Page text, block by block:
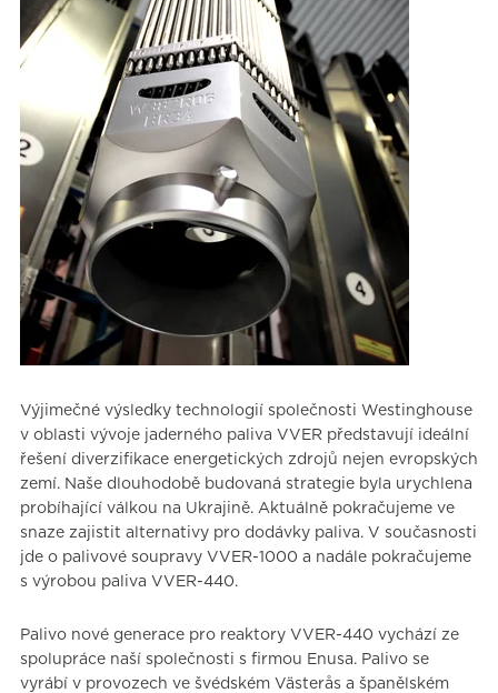
Výjimečné výsledky technologií společnosti Westinghouse
v oblasti vývoje jaderného paliva VVER představují ideální
řešení diverzifikace energetických zdrojů nejen evropských
zemí. Naše dlouhodobě budovaná strategie byla urychlena
probíhající válkou na Ukrajině. Aktuálně pokračujeme ve
snaze zajistit alternativy pro dodávky paliva. V současnosti
jde o palivové soupravy VVER-1000 a nadále pokračujeme
s výrobou paliva VVER-440.
Palivo nové generace pro reaktory VVER-440 vychází ze
spolupráce naší společnosti s firmou Enusa. Palivo se
vyrábí v provozech ve švédském Västerås a španělském